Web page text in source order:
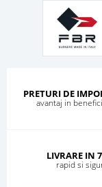
PRETURI DE
avantaj in
LIVRARE IN
rapid si